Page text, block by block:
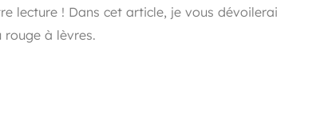
lecture ! Dans cet article, je vous dévoilerai
à lèvres.